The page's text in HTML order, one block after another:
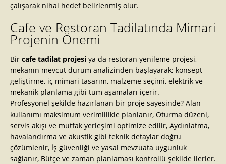
çalışarak nihai hedef belirlenmiş olur.
Cafe ve Restoran Tadilatında Mimari
Projenin Önemi
Bir cafe tadilat projesi ya da restoran yenileme projesi,
mekanın mevcut durum analizinden başlayarak; konsept
geliştirme, iç mimari tasarım, malzeme seçimi, elektrik ve
mekanik planlama gibi tüm aşamaları içerir.
Profesyonel şekilde hazırlanan bir proje sayesinde? Alan
kullanımı maksimum verimlilikle planlanır, Oturma düzeni,
servis akışı ve mutfak yerleşimi optimize edilir, Aydınlatma,
havalandırma ve akustik gibi teknik detaylar doğru
çözümlenir, İş güvenliği ve yasal mevzuata uygunluk
sağlanır, Bütçe ve zaman planlaması kontrollü şekilde ilerler.